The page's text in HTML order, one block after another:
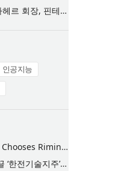
멀티뱅크 그룹 나세르 타헤르 회장, 핀테크·디지털 자산·블록체인 부문 ‘골든 엑설런스상’ 수상
인공지능
Khimji Ramdas Group Chooses Rimini Street to Reduce SAP Support Costs, Protect 700+ Customizations and Reinvest Savings in Innovation
한전, 에너지 신산업 이끌 ‘한전기술지주’ 공식 출범